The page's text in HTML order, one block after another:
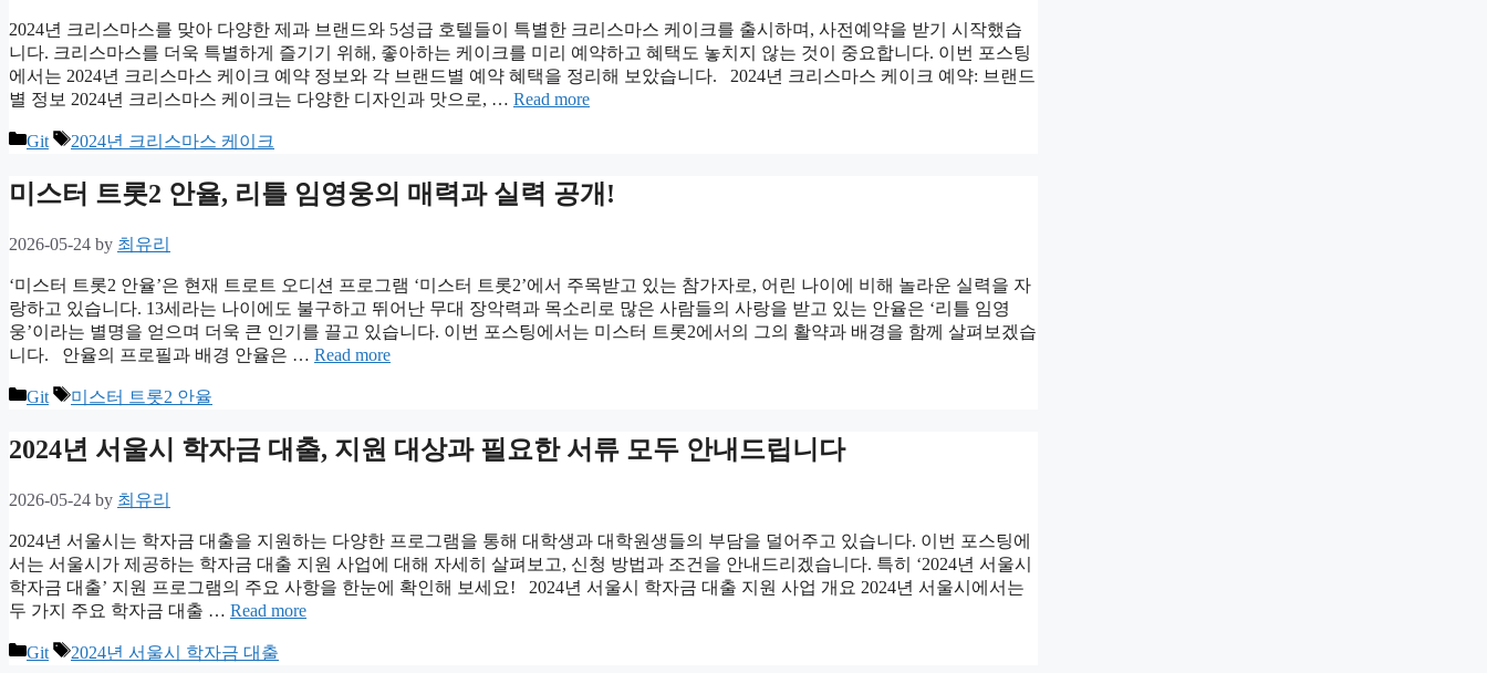
2024년 크리스마스를 맞아 다양한 제과 브랜드와 5성급 호텔들이 특별한 크리스마스 케이크를 출시하며, 사전예약을 받기 시작했습
니다. 크리스마스를 더욱 특별하게 즐기기 위해, 좋아하는 케이크를 미리 예약하고 혜택도 놓치지 않는 것이 중요합니다. 이번 포스팅
에서는 2024년 크리스마스 케이크 예약 정보와 각 브랜드별 예약 혜택을 정리해 보았습니다. 2024년 크리스마스 케이크 예약: 브랜드
별 정보 2024년 크리스마스 케이크는 다양한 디자인과 맛으로, … Read more
Categories
Git Tags
2024년 크리스마스 케이크
미스터 트롯2 안율, 리틀 임영웅의 매력과 실력 공개!
2026-05-24 by 최유리
‘미스터 트롯2 안율’은 현재 트로트 오디션 프로그램 ‘미스터 트롯2’에서 주목받고 있는 참가자로, 어린 나이에 비해 놀라운 실력을 자
랑하고 있습니다. 13세라는 나이에도 불구하고 뛰어난 무대 장악력과 목소리로 많은 사람들의 사랑을 받고 있는 안율은 ‘리틀 임영
웅’이라는 별명을 얻으며 더욱 큰 인기를 끌고 있습니다. 이번 포스팅에서는 미스터 트롯2에서의 그의 활약과 배경을 함께 살펴보겠습
니다. 안율의 프로필과 배경 안율은 … Read more
Categories
Git Tags
미스터 트롯2 안율
2024년 서울시 학자금 대출, 지원 대상과 필요한 서류 모두 안내드립니다
2026-05-24 by 최유리
2024년 서울시는 학자금 대출을 지원하는 다양한 프로그램을 통해 대학생과 대학원생들의 부담을 덜어주고 있습니다. 이번 포스팅에
서는 서울시가 제공하는 학자금 대출 지원 사업에 대해 자세히 살펴보고, 신청 방법과 조건을 안내드리겠습니다. 특히 ‘2024년 서울시
학자금 대출’ 지원 프로그램의 주요 사항을 한눈에 확인해 보세요! 2024년 서울시 학자금 대출 지원 사업 개요 2024년 서울시에서는
두 가지 주요 학자금 대출 … Read more
Categories
Git Tags
2024년 서울시 학자금 대출